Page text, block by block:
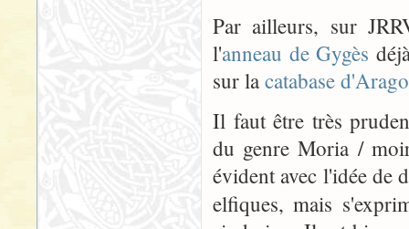
Par ailleurs, sur
l'anneau de Gygès
sur la catabase
Il faut être très
du genre Moria /
évident avec l'idée de
elfiques, mais